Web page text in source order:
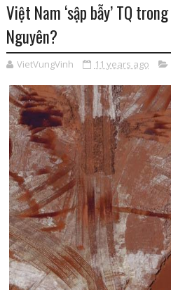
Việt Nam ‘sập bẫy’ TQ
Nguyên?
VietVungVinh 11 years ago